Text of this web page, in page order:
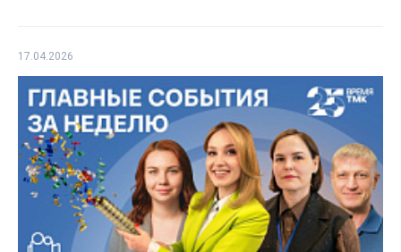
17.04.2026